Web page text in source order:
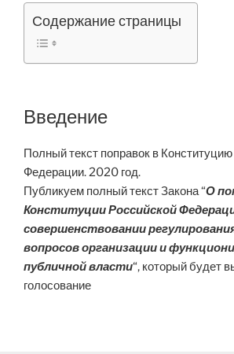
Содержание страницы
Введение
Полный текст поправок в
Федерации. 2020 год.
Публикуем полный текст Закона “О
Конституции Российской
совершенствовании
вопросов организации и
публичной власти“, который будет
голосование